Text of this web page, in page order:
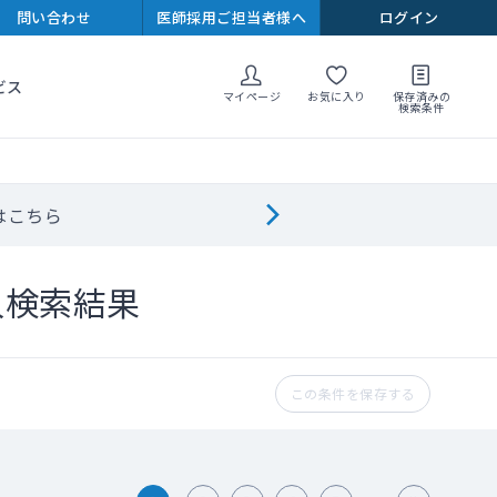
問い合わせ 医師採用ご担当者様へ ログイン
ス マイページ お気に入り 保存済みの
検索条件
ちら
索結果
この条件を保存する